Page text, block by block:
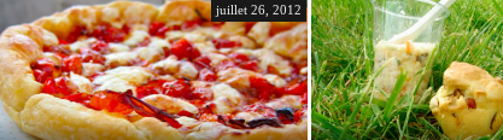
juillet 26, 2012